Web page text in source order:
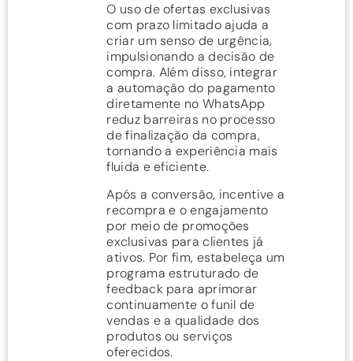
O uso de ofertas exclusivas
com prazo limitado ajuda a
criar um senso de urgência,
impulsionando a decisão de
compra. Além disso, integrar
a automação do pagamento
diretamente no WhatsApp
reduz barreiras no processo
de finalização da compra,
tornando a experiência mais
fluida e eficiente.
Após a conversão, incentive a
recompra e o engajamento
por meio de promoções
exclusivas para clientes já
ativos. Por fim, estabeleça um
programa estruturado de
feedback para aprimorar
continuamente o funil de
vendas e a qualidade dos
produtos ou serviços
oferecidos.